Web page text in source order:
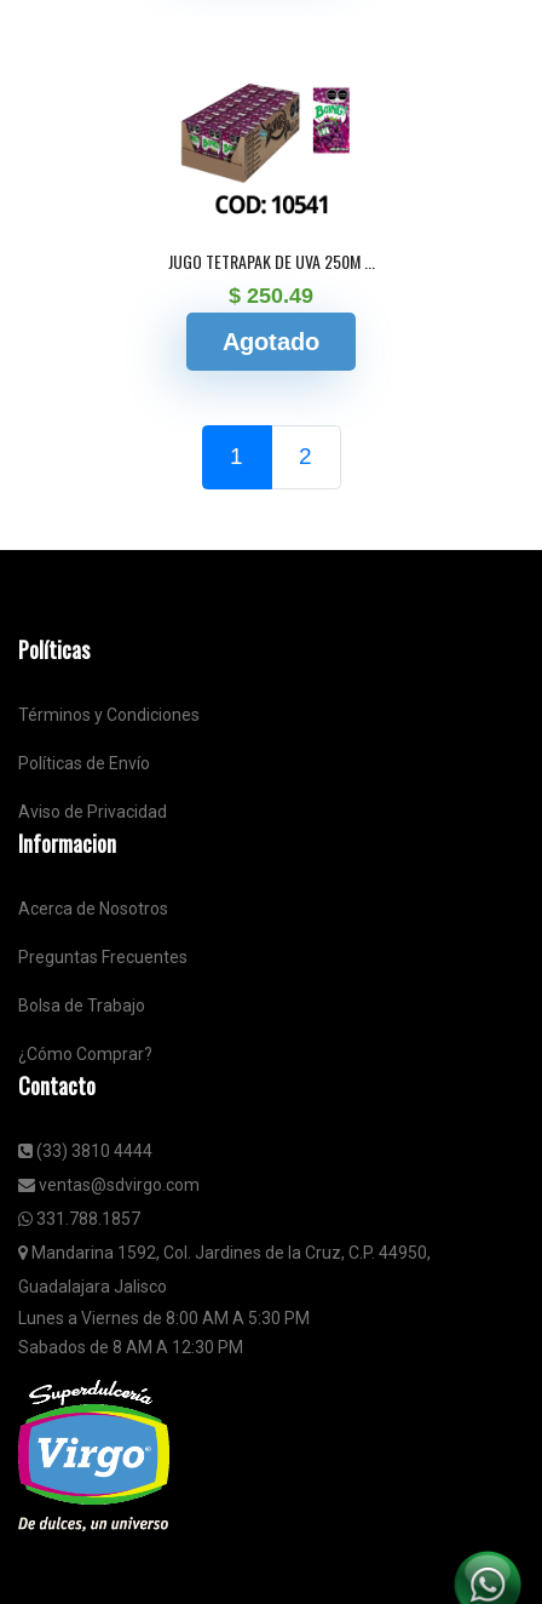
JUGO TETRAPAK DE UVA 250M ...
$ 250.49
Agotado
1 2
Políticas
Términos y Condiciones
Políticas de Envío
Aviso de Privacidad
Informacion
Acerca de Nosotros
Preguntas Frecuentes
Bolsa de Trabajo
¿Cómo Comprar?
Contacto
(33) 3810 4444
ventas@sdvirgo.com
331.788.1857
Mandarina 1592, Col. Jardines de la Cruz, C.P. 44950,
Guadalajara Jalisco
Lunes a Viernes de 8:00 AM A 5:30 PM
Sabados de 8 AM A 12:30 PM